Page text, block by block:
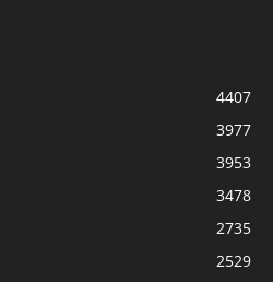
4407
3977
3953
3478
2735
2529